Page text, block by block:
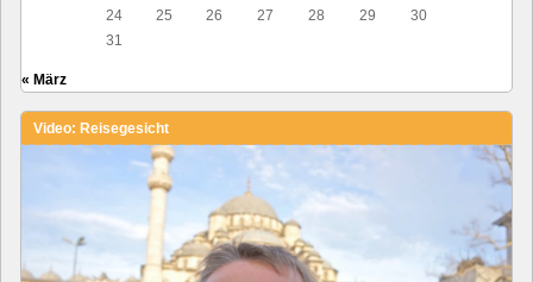
24
25 26 27 28 29
30
31
« März
Video: Reisegesicht